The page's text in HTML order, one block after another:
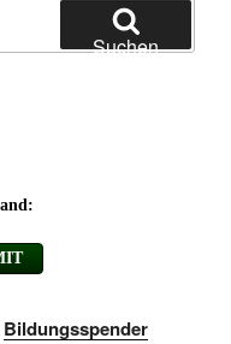
Suchen
Bildungsspender